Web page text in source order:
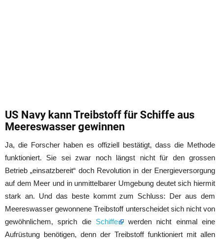
US Navy kann Treibstoff für Schiffe aus
Meereswasser gewinnen
Ja, die Forscher haben es offiziell bestätigt, dass die Methode
funktioniert. Sie sei zwar noch längst nicht für den grossen
Betrieb „einsatzbereit“ doch Revolution in der Energieversorgung
auf dem Meer und in unmittelbarer Umgebung deutet sich hiermit
stark an. Und das beste kommt zum Schluss: Der aus dem
Meereswasser gewonnene Treibstoff unterscheidet sich nicht von
gewöhnlichem, sprich die Schiffe
werden nicht einmal eine
Aufrüstung benötigen, denn der Treibstoff funktioniert mit allen